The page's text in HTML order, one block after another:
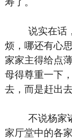
说实在话，
烦，哪还有心
家家主得给点
母得尊重一下
去，而是赶出去
不说杨家诸
家厅堂中的各